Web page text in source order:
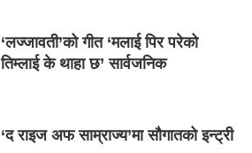
‘लज्जावती’को गीत ‘मलाई पिर परेको
तिम्लाई के थाहा छ’ सार्वजनिक
‘द राइज अफ साम्राज्य’मा सौगातको इन्ट्री